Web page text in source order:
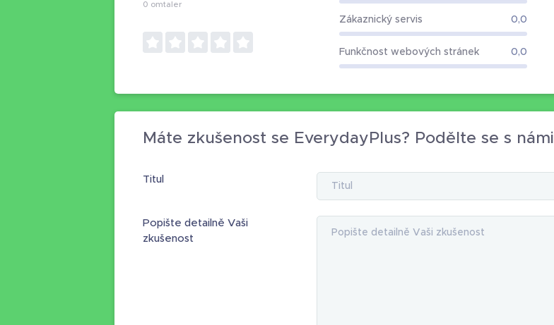
0 omtaler
Zákaznický servis 0,0
Funkčnost webových stránek 0,0
Máte zkušenost se EverydayPlus? Podělte se s námi
Titul
Popište detailně Vaši
zkušenost